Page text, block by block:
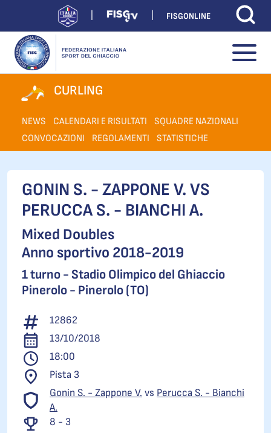
FISGONLINE
CURLING
NEWS CALENDARI E RISULTATI
SQUADRE NAZIONALI
CONVOCAZIONI
REGOLAMENTI STATISTICHE
GONIN S. - ZAPPONE V. VS
PERUCCA S. - BIANCHI A.
Mixed Doubles
Anno sportivo 2018-2019
1 turno - Stadio Olimpico del Ghiaccio
Pinerolo - Pinerolo (TO)
12862
13/10/2018
18:00
Pista 3
Gonin S. - Zappone V. vs Perucca S. - Bianchi
A.
8 - 3